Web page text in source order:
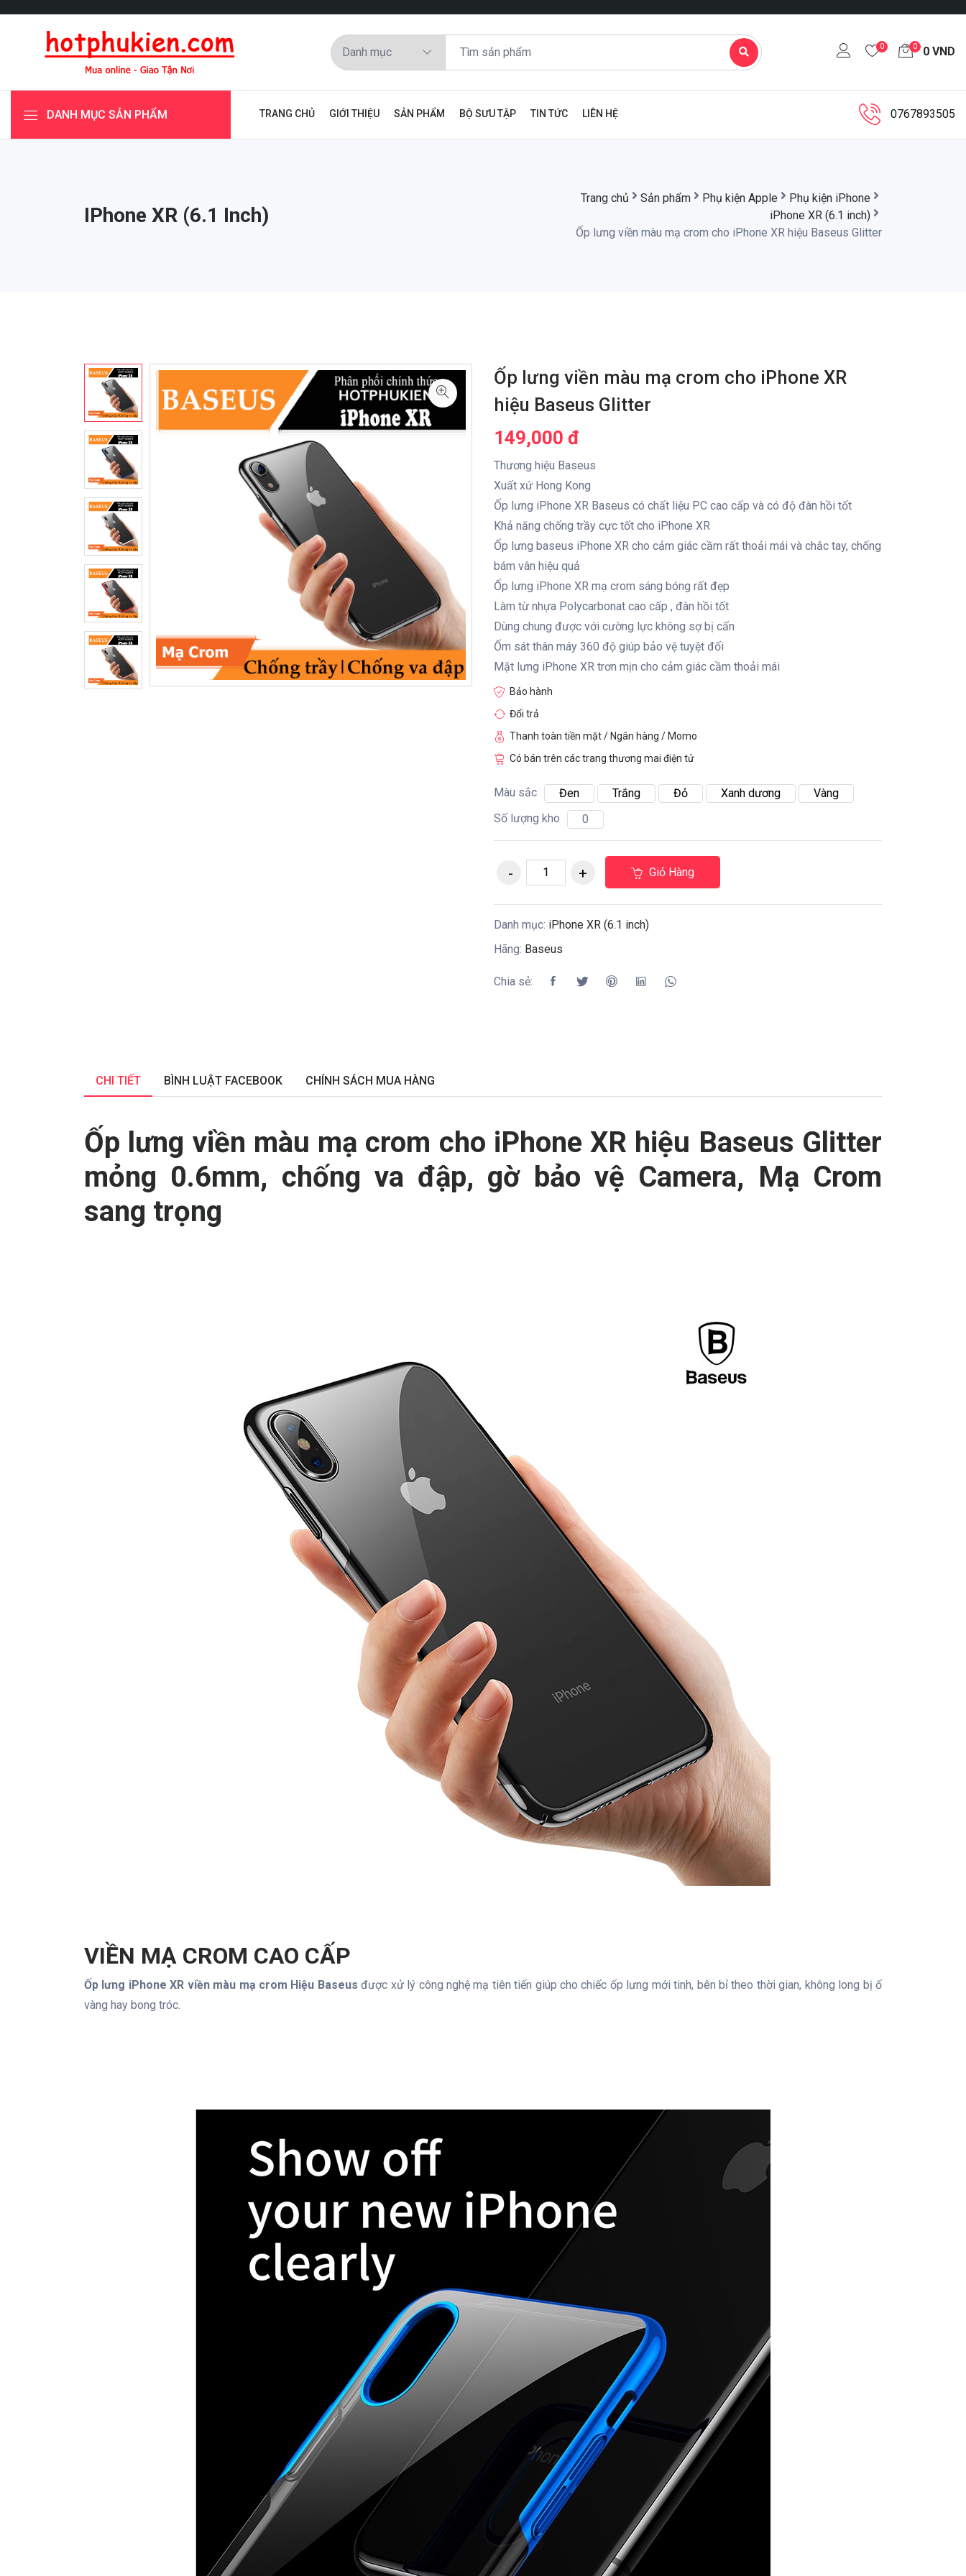
0 0 0 VND
DANH MỤC SẢN PHẨM TRANG CHỦ GIỚI THIỆU SẢN PHẨM BỘ SƯU TẬP TIN TỨC LIÊN HỆ 0767893505
IPhone XR (6.1 Inch)
Trang chủ Sản phẩm Phụ kiện Apple
Phụ kiện iPhone
iPhone XR (6.1 inch)
Ốp lưng viền màu mạ crom cho iPhone XR hiệu Baseus Glitter
Ốp lưng viền màu mạ crom cho iPhone XR
hiệu Baseus Glitter
149,000 đ
Thương hiệu Baseus
Xuất xứ Hong Kong
Ốp lưng iPhone XR Baseus có chất liệu PC cao cấp và có độ đàn hồi tốt
Khả năng chống trầy cực tốt cho iPhone XR
Ốp lưng baseus iPhone XR cho cảm giác cầm rất thoải mái và chắc tay, chống
bám vân hiệu quả
Ốp lưng iPhone XR mạ crom sáng bóng rất đẹp
Làm từ nhựa Polycarbonat cao cấp , đàn hồi tốt
Dùng chung được với cường lực không sợ bị cấn
Ốm sát thân máy 360 độ giúp bảo vệ tuyệt đối
Mặt lưng iPhone XR trơn mịn cho cảm giác cầm thoải mái
Bảo hành
Đổi trả
Thanh toàn tiền mặt / Ngân hàng / Momo
Có bán trên các trang thương mai điện tử
Màu sắc Đen Trắng Đỏ Xanh dương
Vàng
Số lượng kho
0
Giỏ Hàng
Danh mục: iPhone XR (6.1 inch)
Hãng: Baseus
Chia sẻ:
CHI TIẾT BÌNH LUẬT FACEBOOK CHÍNH SÁCH MUA HÀNG
Ốp lưng viền màu mạ crom cho iPhone XR hiệu Baseus Glitter
mỏng 0.6mm, chống va đập, gờ bảo vệ Camera, Mạ Crom
sang trọng
VIỀN MẠ CROM CAO CẤP
Ốp lưng iPhone XR viền màu mạ crom Hiệu Baseusđược xử lý công nghệ mạ tiên tiến giúp cho chiếc ốp lưng mới tinh, bên bỉ theo thời gian, không long bị ố
vàng hay bong tróc.